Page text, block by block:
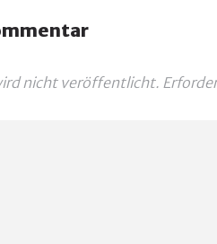
nicht veröffentlicht.